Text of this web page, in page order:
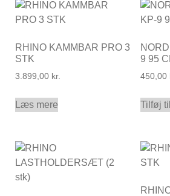
RHINO KAMMBAR PRO 3
STK
3.899,00 kr.
Læs mere
9 95
450,00
Tilføj